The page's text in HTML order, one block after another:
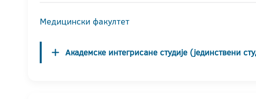
Медицински факултет
Академске интегрисане студије (јединствени